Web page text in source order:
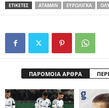
ΕΤΙΚΕΤΕΣ ΑΤΑΜΆΝ ΕΥΡΩΛΙΓΚΑ
ΠΑΡΟΜΟΙΑ ΑΡΘΡΑ